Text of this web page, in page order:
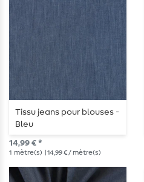
Tissu jeans pour blouses -
Bleu
14,99 € *
1 mètre(s) | 14,99 € / mètre(s)